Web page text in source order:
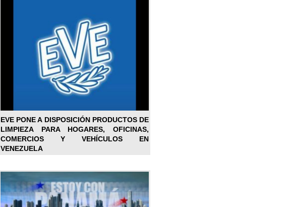
EVE PONE A DISPOSICIÓN PRODUCTOS DE
LIMPIEZA PARA HOGARES, OFICINAS,
COMERCIOS Y VEHÍCULOS EN
VENEZUELA